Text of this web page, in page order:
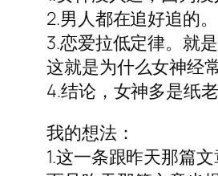
2.男人都在追好追的
3.恋爱拉低定律。就
这就是为什么女神经
4.结论，女神多是纸老
我的想法：
1.这一条跟昨天那篇